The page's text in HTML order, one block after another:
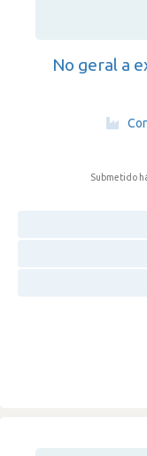
No geral a
Submetido